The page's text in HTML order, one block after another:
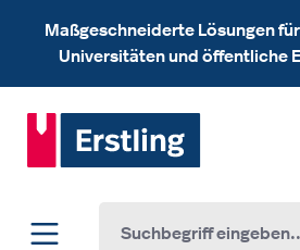
Zum Hauptinhalt springen
Maßgeschneiderte Lösungen
Universitäten und öffentliche